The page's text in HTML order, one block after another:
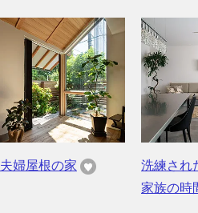
夫婦屋根の家
洗練され
家族の時